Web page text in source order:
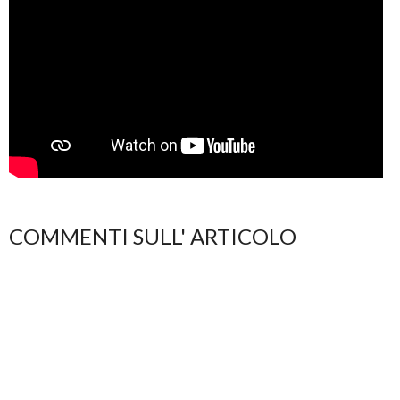
COMMENTI SULL' ARTICOLO